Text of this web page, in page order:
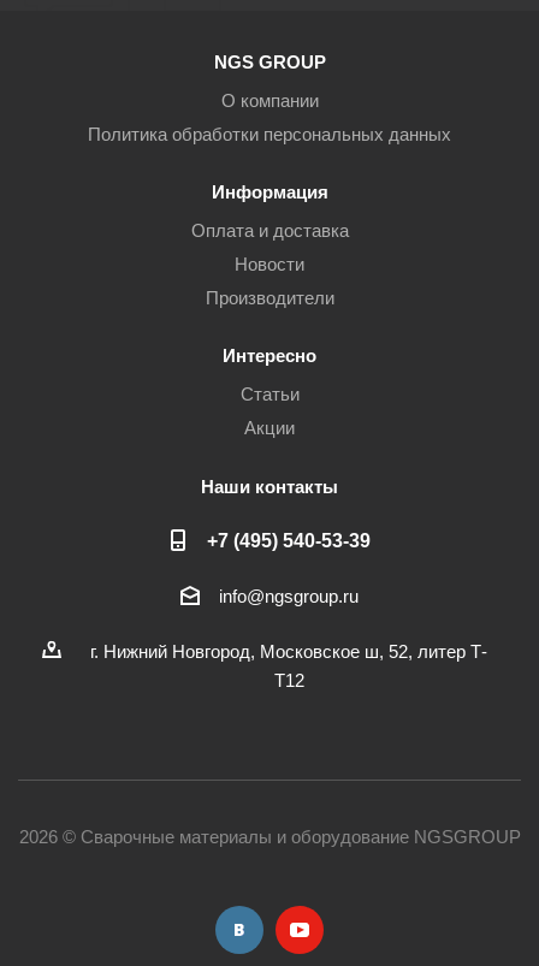
NGS GROUP
О компании
Политика обработки персональных данных
Информация
Оплата и доставка
Новости
Производители
Интересно
Статьи
Акции
Наши контакты
+7 (495) 540-53-39
info@ngsgroup.ru
г. Нижний Новгород, Московское ш, 52, литер Т-
Т12
2026 © Сварочные материалы и оборудование NGSGROUP